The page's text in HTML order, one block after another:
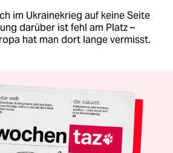
im Ukrainekrieg auf keine Seite
darüber ist fehl am Platz –
hat man dort lange vermisst.